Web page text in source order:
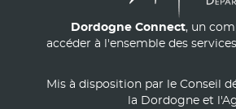
Dordogne Connect, un
accéder à l'ensemble des
Mis à disposition par le Conseil
la Dordogne et